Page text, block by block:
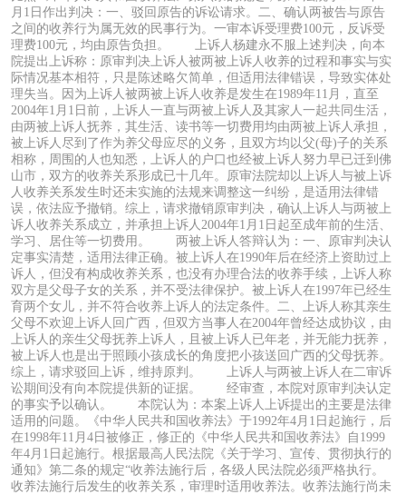
月1日作出判决：一、驳回原告的诉讼请求。二、确认两被告与原告
之间的收养行为属无效的民事行为。一审本诉受理费100元，反诉受
理费100元，均由原告负担。 上诉人杨建永不服上述判决，向本
院提出上诉称：原审判决上诉人被两被上诉人收养的过程和事实与实
际情况基本相符，只是陈述略欠简单，但适用法律错误，导致实体处
理失当。因为上诉人被两被上诉人收养是发生在1989年11月，直至
2004年1月1日前，上诉人一直与两被上诉人及其家人一起共同生活，
由两被上诉人抚养，其生活、读书等一切费用均由两被上诉人承担，
被上诉人尽到了作为养父母应尽的义务，且双方均以父(母)子的关系
相称，周围的人也知悉，上诉人的户口也经被上诉人努力早已迁到佛
山市，双方的收养关系形成已十几年。原审法院却以上诉人与被上诉
人收养关系发生时还未实施的法规来调整这一纠纷，是适用法律错
误，依法应予撤销。综上，请求撤销原审判决，确认上诉人与两被上
诉人收养关系成立，并承担上诉人2004年1月1日起至成年前的生活、
学习、居住等一切费用。 两被上诉人答辩认为：一、原审判决认
定事实清楚，适用法律正确。被上诉人在1990年后在经济上资助过上
诉人，但没有构成收养关系，也没有办理合法的收养手续，上诉人称
双方是父母子女的关系，并不受法律保护。被上诉人在1997年已经生
育两个女儿，并不符合收养上诉人的法定条件。二、上诉人称其亲生
父母不欢迎上诉人回广西，但双方当事人在2004年曾经达成协议，由
上诉人的亲生父母抚养上诉人，且被上诉人已年老，并无能力抚养，
被上诉人也是出于照顾小孩成长的角度把小孩送回广西的父母抚养。
综上，请求驳回上诉，维持原判。 上诉人与两被上诉人在二审诉
讼期间没有向本院提供新的证据。 经审查，本院对原审判决认定
的事实予以确认。 本院认为：本案上诉人上诉提出的主要是法律
适用的问题。《中华人民共和国收养法》于1992年4月1日起施行，后
在1998年11月4日被修正，修正的《中华人民共和国收养法》自1999
年4月1日起施行。根据最高人民法院《关于学习、宣传、贯彻执行的
通知》第二条的规定“收养法施行后，各级人民法院必须严格执行。
收养法施行后发生的收养关系，审理时适用收养法。收养法施行尚未